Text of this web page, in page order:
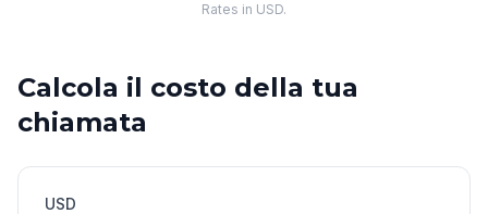
Rates in USD.
Calcola il costo della tua
chiamata
USD